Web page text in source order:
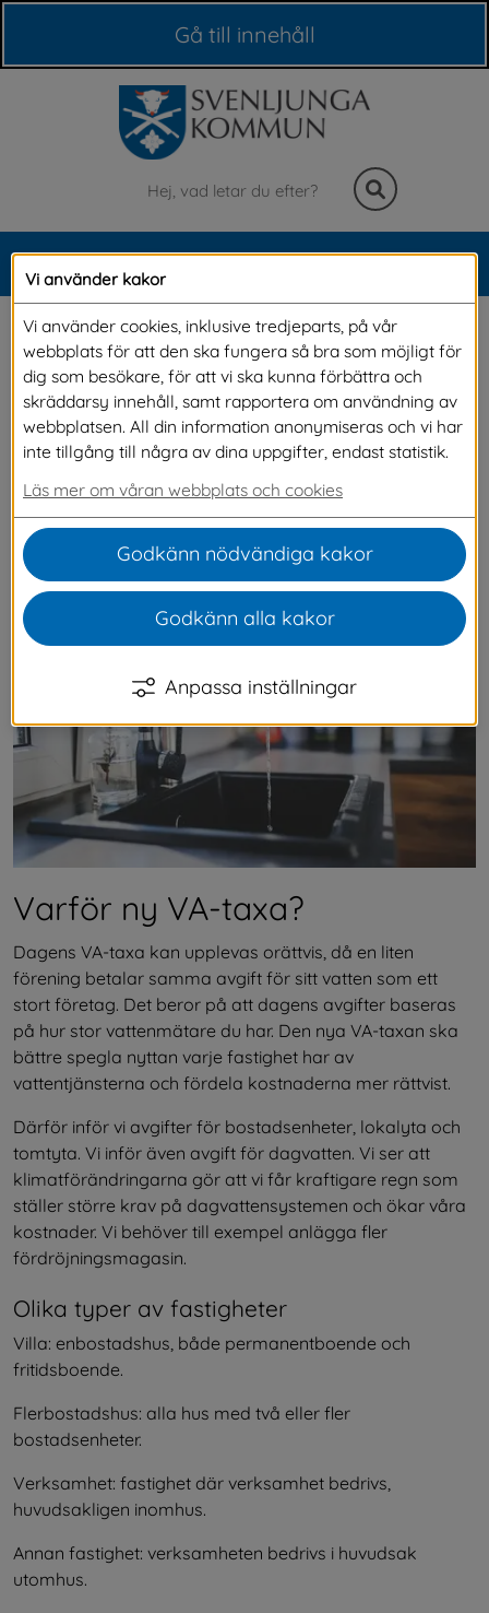
Gå till innehåll
Sök
Meny
Ny taxa för VA-tjänster
2026
Vi har tagit fram en ny VA-taxa som börjar
gälla från 1 januari 2026 och är beslutad av
på ett mer rättvist sätt fördela kostnaderna för
VA-tjänsterna mellan våra abonnenter.
Varför ny VA-taxa?
Dagens VA-taxa kan upplevas orättvis, då en liten
förening betalar samma avgift för sitt vatten som ett
stort företag. Det beror på att dagens avgifter baseras
på hur stor vattenmätare du har. Den nya VA-taxan ska
bättre spegla nyttan varje fastighet har av
vattentjänsterna och fördela kostnaderna mer rättvist.
Därför inför vi avgifter för bostadsenheter, lokalyta och
tomtyta. Vi inför även avgift för dagvatten. Vi ser att
klimatförändringarna gör att vi får kraftigare regn som
ställer större krav på dagvattensystemen och ökar våra
kostnader. Vi behöver till exempel anlägga fler
fördröjningsmagasin.
Olika typer av fastigheter
Villa: enbostadshus, både permanentboende och
fritidsboende.
Flerbostadshus: alla hus med två eller fler
bostadsenheter.
Verksamhet: fastighet där verksamhet bedrivs,
huvudsakligen inomhus.
Annan fastighet: verksamheten bedrivs i huvudsak
utomhus.
Vi använder kakor
Vi använder cookies, inklusive tredjeparts, på vår
webbplats för att den ska fungera så bra som möjligt för
dig som besökare, för att vi ska kunna förbättra och
skräddarsy innehåll, samt rapportera om användning av
webbplatsen. All din information anonymiseras och vi har
inte tillgång till några av dina uppgifter, endast statistik.
Läs mer om våran webbplats och cookies
Godkänn nödvändiga kakor
Godkänn alla kakor
Anpassa inställningar